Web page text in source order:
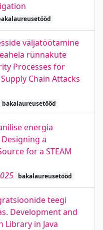
väljatöötamine
rünnakute
Processes for
Chain Attacks
bakalaureusetööd
energia
a
for a STEAM
bakalaureusetööd
teegi
Development and
in Java